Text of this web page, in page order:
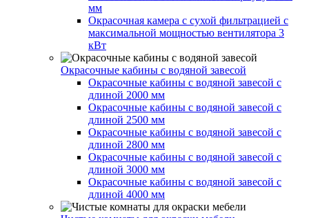
мм
Окрасочная камера с сухой фильтрацией с
максимальной мощностью вентилятора 3
кВт
Окрасочные кабины с водяной завесой
Окрасочные кабины с водяной завесой с
длиной 2000 мм
Окрасочные кабины с водяной завесой с
длиной 2500 мм
Окрасочные кабины с водяной завесой с
длиной 2800 мм
Окрасочные кабины с водяной завесой с
длиной 3000 мм
Окрасочные кабины с водяной завесой с
длиной 4000 мм